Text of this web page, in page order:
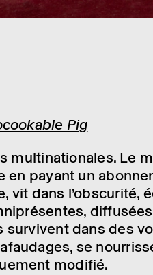
Pig
multi­na­tio­nales. Le
en payant un
vit dans l’obs­cu­rité,
survivent dans des
se
modi­fié.